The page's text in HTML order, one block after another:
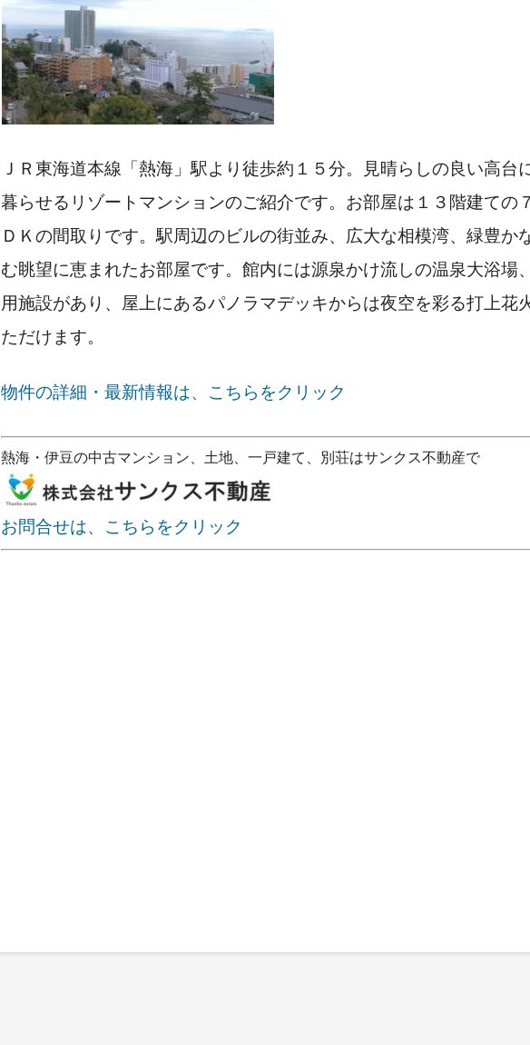
ＪＲ東海道本線「熱海」駅より徒歩約１５分。見晴らしの良い高台
暮らせるリゾートマンションのご紹介です。お部屋は１３階建ての
ＤＫの間取りです。駅周辺のビルの街並み、広大な相模湾、緑豊か
む眺望に恵まれたお部屋です。館内には源泉かけ流しの温泉大浴場
用施設があり、屋上にあるパノラマデッキからは夜空を彩る打上花
ただけます。
物件の詳細・最新情報は、こちらをクリック
熱海・伊豆の中古マンション、土地、一戸建て、別荘はサンクス不動産で
お問合せは、こちらをクリック